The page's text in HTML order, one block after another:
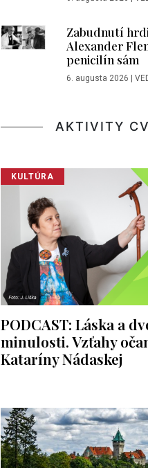
Zabudnutí
Alexander
penicilín sám
6. augusta 2026 |
AKTIVITY
KULTÚRA
PODCAST: Láska a
minulosti. Vzťahy
Kataríny Nádaskej